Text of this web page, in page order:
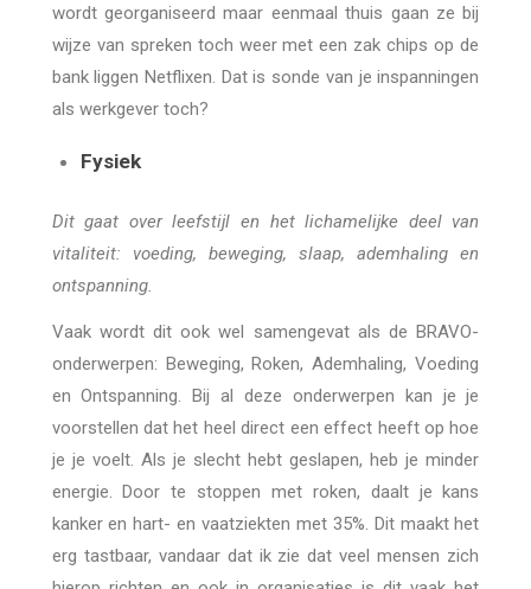
wordt georganiseerd maar eenmaal thuis gaan ze bij
wijze van spreken toch weer met een zak chips op de
bank liggen Netflixen. Dat is sonde van je inspanningen
als werkgever toch?
Fysiek
Dit gaat over leefstijl en het lichamelijke deel van
vitaliteit: voeding, beweging, slaap, ademhaling en
ontspanning.
Vaak wordt dit ook wel samengevat als de BRAVO-
onderwerpen: Beweging, Roken, Ademhaling, Voeding
en Ontspanning. Bij al deze onderwerpen kan je je
voorstellen dat het heel direct een effect heeft op hoe
je je voelt. Als je slecht hebt geslapen, heb je minder
energie. Door te stoppen met roken, daalt je kans
kanker en hart- en vaatziekten met 35%. Dit maakt het
erg tastbaar, vandaar dat ik zie dat veel mensen zich